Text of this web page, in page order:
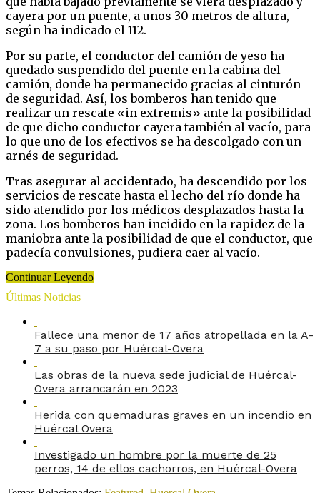
cayera por un puente, a unos 30 metros de altura,
según ha indicado el 112.
Por su parte, el conductor del camión de yeso ha
quedado suspendido del puente en la cabina del
camión, donde ha permanecido gracias al cinturón
de seguridad. Así, los bomberos han tenido que
realizar un rescate «in extremis» ante la posibilidad
de que dicho conductor cayera también al vacío, para
lo que uno de los efectivos se ha descolgado con un
arnés de seguridad.
Tras asegurar al accidentado, ha descendido por los
servicios de rescate hasta el lecho del río donde ha
sido atendido por los médicos desplazados hasta la
zona. Los bomberos han incidido en la rapidez de la
maniobra ante la posibilidad de que el conductor, que
padecía convulsiones, pudiera caer al vacío.
Continuar Leyendo
Últimas Noticias
Fallece una menor de 17 años atropellada en la A-
7 a su paso por Huércal-Overa
Las obras de la nueva sede judicial de Huércal-
Overa arrancarán en 2023
Herida con quemaduras graves en un incendio en
Huércal Overa
Investigado un hombre por la muerte de 25
perros, 14 de ellos cachorros, en Huércal-Overa